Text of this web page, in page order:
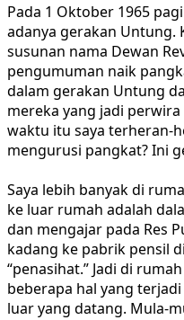
Pada 1 Oktober 1965
adanya gerakan Untung.
susunan nama Dewan
pengumuman naik
dalam gerakan Untung
mereka yang jadi
waktu itu saya terheran-
mengurusi pangkat? Ini
Saya lebih banyak di
ke luar rumah adalah
dan mengajar pada Res
kadang ke pabrik pensil
“penasihat.” Jadi di
beberapa hal yang
luar yang datang. Mula-